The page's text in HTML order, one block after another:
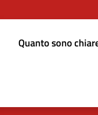
Quanto sono